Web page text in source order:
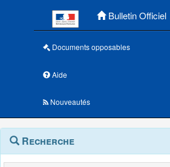
Bulletin Officiel
Documents opposables
Aide
Nouveautés
Navigation
outils
Menu
contextuel
Recherche